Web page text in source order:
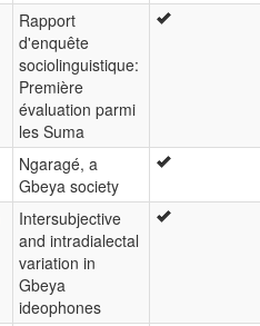
Rapport
d'enquête
sociolinguistique:
Première
évaluation parmi
les Suma
Ngaragé, a
Gbeya society
Intersubjective
and intradialectal
variation in
Gbeya
ideophones